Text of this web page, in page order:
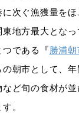
次ぐ漁獲量を
地方最大となっ
つである『勝浦朝
朝市として、
ど旬の食材が
。